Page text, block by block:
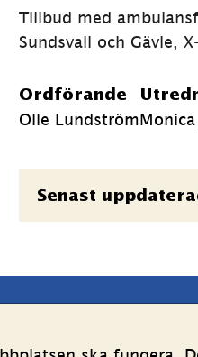
Tillbud med
Sundsvall och Gävle,
Ordförande
Olle Lundström
Senast